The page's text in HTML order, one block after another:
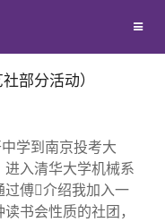
部分活动）
学到南京投考大
进入清华大学机械系
过傅介绍我加入一
书会性质的社团，